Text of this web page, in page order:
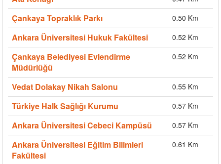
Çankaya Topraklık Parkı 0.50 Km
Ankara Üniversitesi Hukuk Fakültesi 0.52 Km
Çankaya Belediyesi Evlendirme
Müdürlüğü
0.52 Km
Vedat Dolakay Nikah Salonu 0.55 Km
Türkiye Halk Sağlığı Kurumu 0.57 Km
Ankara Üniversitesi Cebeci Kampüsü 0.57 Km
Ankara Üniversitesi Eğitim Bilimleri
Fakültesi
0.61 Km